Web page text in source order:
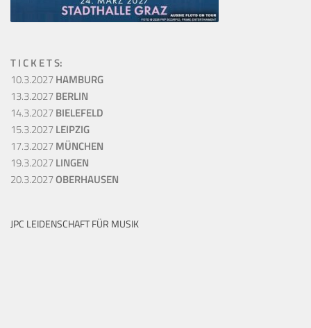
T I C K E T S:
10.3.2027HAMBURG
13.3.2027BERLIN
14.3.2027BIELEFELD
15.3.2027LEIPZIG
17.3.2027MÜNCHEN
19.3.2027LINGEN
20.3.2027OBERHAUSEN
JPC LEIDENSCHAFT FÜR MUSIK